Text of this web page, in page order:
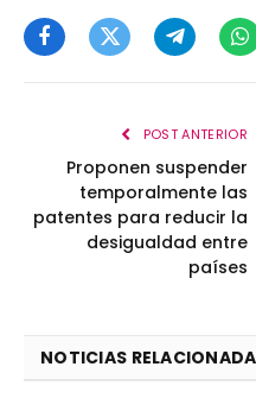
FacebookTwitterTelegram
POST ANTERIOR
Proponen suspender
temporalmente las
patentes para reducir la
desigualdad entre
países
NOTICIAS